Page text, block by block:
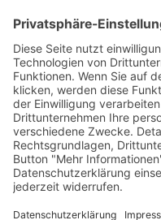
Die Mediathek
Podcasts, Themen
Entdecken Sie unser
und Demokratie -
verfügbar.